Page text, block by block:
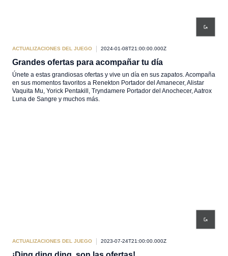
ACTUALIZACIONES DEL JUEGO 2024-01-08T21:00:00.000Z
Grandes ofertas para acompañar tu día
Únete a estas grandiosas ofertas y vive un día en sus zapatos. Acompaña
en sus momentos favoritos a Renekton Portador del Amanecer, Alistar
Vaquita Mu, Yorick Pentakill, Tryndamere Portador del Anochecer, Aatrox
Luna de Sangre y muchos más.
ACTUALIZACIONES DEL JUEGO 2023-07-24T21:00:00.000Z